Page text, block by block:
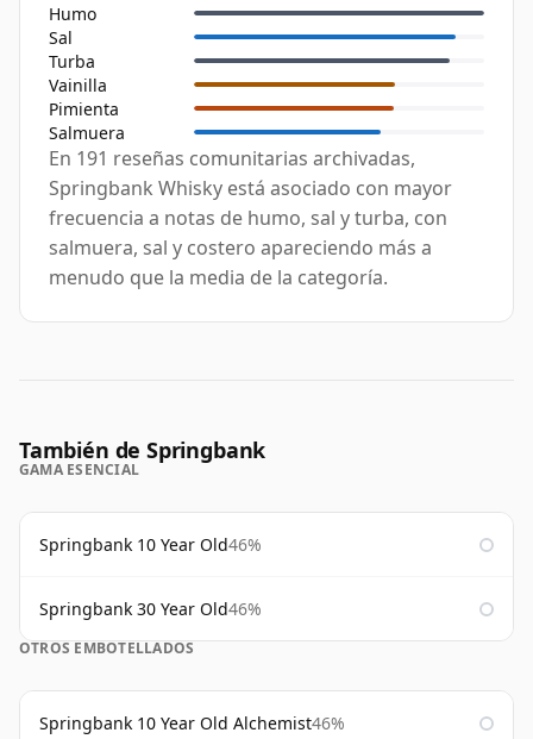
Humo
Sal
Turba
Vainilla
Pimienta
Salmuera
En 191 reseñas comunitarias archivadas,
Springbank Whisky está asociado con mayor
frecuencia a notas de humo, sal y turba, con
salmuera, sal y costero apareciendo más a
menudo que la media de la categoría.
También de Springbank
GAMA ESENCIAL
Springbank 10 Year Old46%
Springbank 30 Year Old46%
OTROS EMBOTELLADOS
Springbank 10 Year Old Alchemist46%